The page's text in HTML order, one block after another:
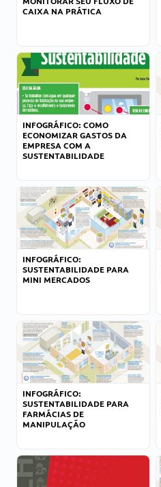
CAIXA NA PRÁTICA
INFOGRÁFICO: COMO
ECONOMIZAR GASTOS DA
EMPRESA COM A
SUSTENTABILIDADE
INFOGRÁFICO:
SUSTENTABILIDADE PARA
MINI MERCADOS
INFOGRÁFICO:
SUSTENTABILIDADE PARA
FARMÁCIAS DE
MANIPULAÇÃO